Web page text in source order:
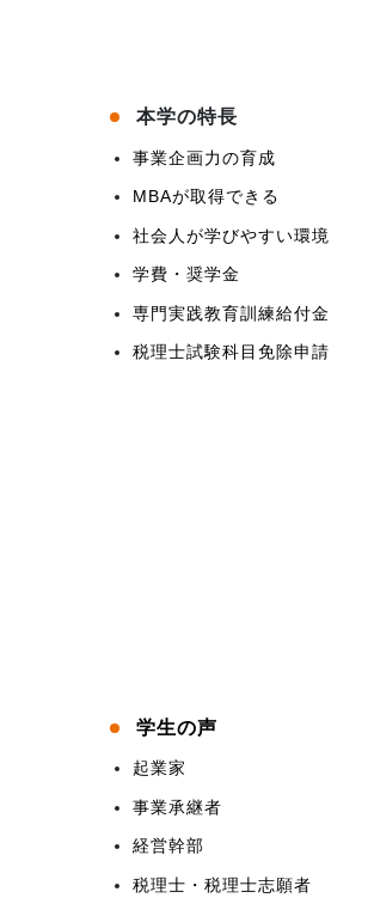
本学の特長
事業企画力の育成
MBAが取得できる
社会人が学びやすい環境
学費・奨学金
専門実践教育訓練給付金
税理士試験科目免除申請
学生の声
起業家
事業承継者
経営幹部
税理士・税理士志願者